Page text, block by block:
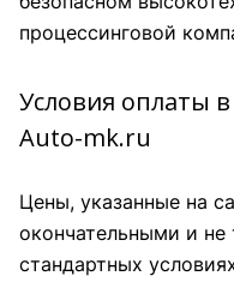
процессинговой
Условия оплаты
Auto-mk.ru
Цены, указанные на
окончательными и не
стандартных